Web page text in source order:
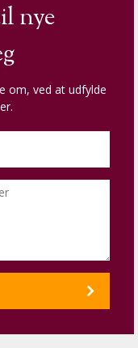
nye
om, ved at udfylde